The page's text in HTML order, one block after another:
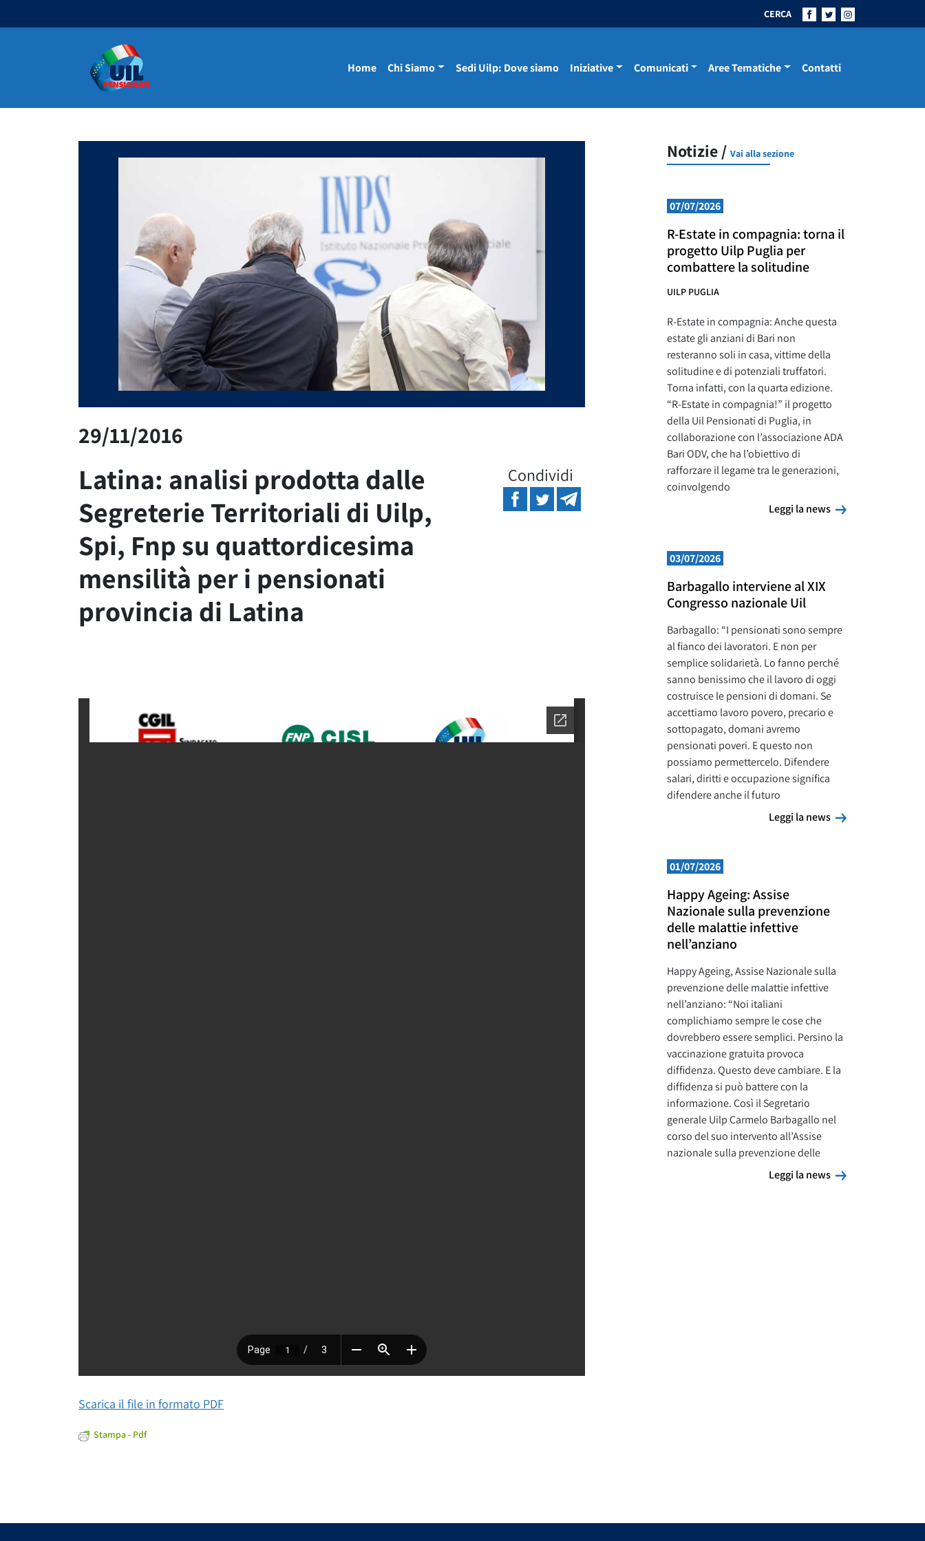
CERCA
Navigazione principale Home Chi Siamo Sedi Uilp: Dove siamo Iniziative Comunicati Aree Tematiche Contatti
29/11/2016
Latina: analisi prodotta dalle
Segreterie Territoriali di Uilp,
Spi, Fnp su quattordicesima
mensilità per i pensionati
provincia di Latina
Condividi
Scarica il file in formato PDF
Stampa - Pdf
Notizie / Vai alla sezione
07/07/2026
R-Estate in compagnia: torna il
progetto Uilp Puglia per
combattere la solitudine
UILP PUGLIA
R-Estate in compagnia: Anche questa
estate gli anziani di Bari non
resteranno soli in casa, vittime della
solitudine e di potenziali truffatori.
Torna infatti, con la quarta edizione.
“R-Estate in compagnia!” il progetto
della Uil Pensionati di Puglia, in
collaborazione con l’associazione ADA
Bari ODV, che ha l’obiettivo di
rafforzare il legame tra le generazioni,
coinvolgendo
Leggi la news
Leggi la news
03/07/2026
Barbagallo interviene al XIX
Congresso nazionale Uil
Barbagallo: “I pensionati sono sempre
al fianco dei lavoratori. E non per
semplice solidarietà. Lo fanno perché
sanno benissimo che il lavoro di oggi
costruisce le pensioni di domani. Se
accettiamo lavoro povero, precario e
sottopagato, domani avremo
pensionati poveri. E questo non
possiamo permettercelo. Difendere
salari, diritti e occupazione significa
difendere anche il futuro
Leggi la news
Leggi la news
01/07/2026
Happy Ageing: Assise
Nazionale sulla prevenzione
delle malattie infettive
nell’anziano
Happy Ageing, Assise Nazionale sulla
prevenzione delle malattie infettive
nell’anziano: “Noi italiani
complichiamo sempre le cose che
dovrebbero essere semplici. Persino la
vaccinazione gratuita provoca
diffidenza. Questo deve cambiare. E la
diffidenza si può battere con la
informazione. Così il Segretario
generale Uilp Carmelo Barbagallo nel
corso del suo intervento all’Assise
nazionale sulla prevenzione delle
Leggi la news
Leggi la news